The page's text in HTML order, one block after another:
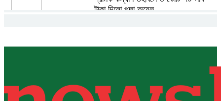
টাকা দিলো পদ্মা অয়েল